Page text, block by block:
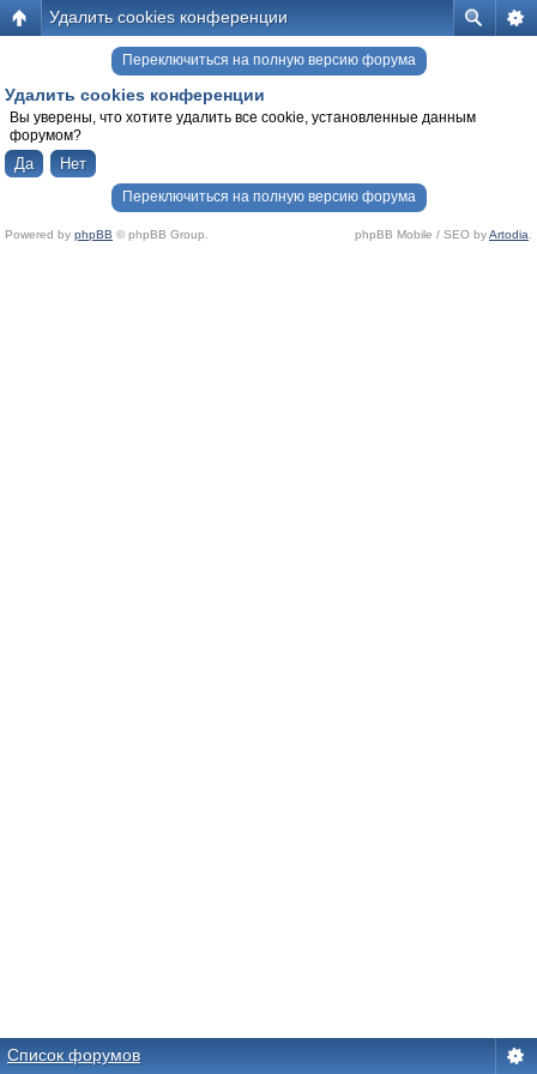
Удалить cookies конференции
Переключиться на полную версию форума
Удалить cookies конференции
Вы уверены, что хотите удалить все cookie, установленные данным
форумом?
Переключиться на полную версию форума
Powered by phpBB © phpBB Group. phpBB Mobile / SEO byArtodia
Список форумов